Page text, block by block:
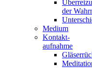
der
Medium
Kontakt-
aufnahme